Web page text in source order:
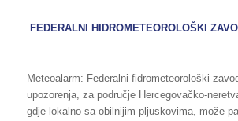
FEDERALNI HIDROMETEOROLOŠKI
Meteoalarm: Federalni fidrometeorološki
upozorenja, za područje Hercegovačko-
gdje lokalno sa obilnijim pljuskovima, može